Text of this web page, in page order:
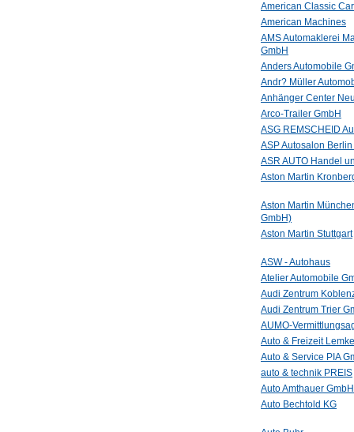
American Classic
American Machines
AMS Automaklerei
GmbH
Anders Automobile
Andr? Müller
Anhänger Center
Arco-Trailer GmbH
ASG REMSCHEID
ASP Autosalon
ASR AUTO Handel
Aston Martin
Aston Martin
GmbH)
Aston Martin Stuttgart
ASW - Autohaus
Atelier Automobile
Audi Zentrum
Audi Zentrum Trier
AUMO-
Auto & Freizeit
Auto & Service PIA
auto & technik PREIS
Auto Amthauer GmbH
Auto Bechtold KG